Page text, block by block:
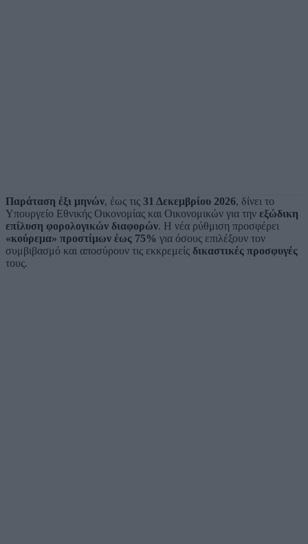
Παράταση έξι μηνών, έως τις 31 Δεκεμβρίου 2026, δίνει το
Υπουργείο Εθνικής Οικονομίας και Οικονομικών για την εξώδικη
επίλυση φορολογικών διαφορών. Η νέα ρύθμιση προσφέρει
«κούρεμα» προστίμων έως 75% για όσους επιλέξουν τον
συμβιβασμό και αποσύρουν τις εκκρεμείς δικαστικές προσφυγές
τους.